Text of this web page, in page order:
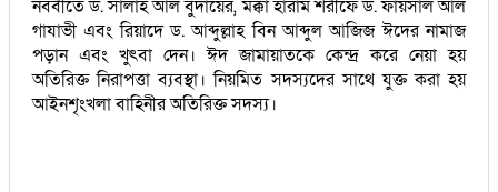
নববীতে ড. সালাহ আল বুদায়ের, মক্কা হারাম শরীফে ড. ফায়সাল আল
গাযাভী এবং রিয়াদে ড. আব্দুল্লাহ বিন আব্দুল আজিজ ঈদের নামাজ
পড়ান এবং খুৎবা দেন। ঈদ জামায়াতকে কেন্দ্র করে নেয়া হয়
অতিরিক্ত নিরাপত্তা ব্যবস্থা। নিয়মিত সদস্যদের সাথে যুক্ত করা হয়
আইনশৃংখলা বাহিনীর অতিরিক্ত সদস্য।